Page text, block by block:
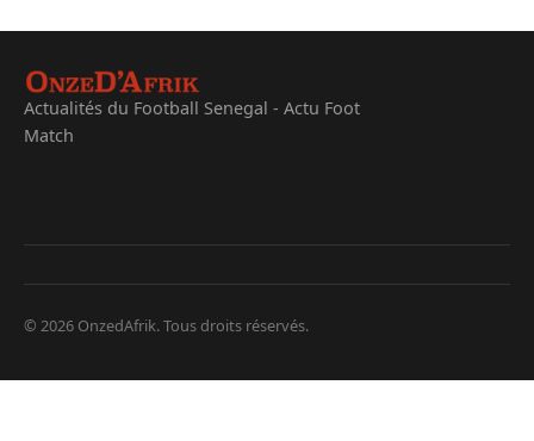
Actualités du Football Senegal - Actu Foot
Match
© 2026 OnzedAfrik. Tous droits réservés.